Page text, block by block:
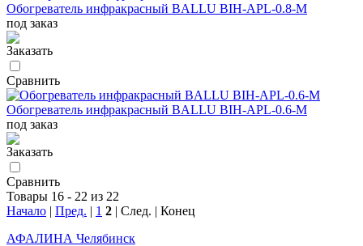
Обогреватель инфракрасный BALLU BIH-APL-0.8-М
под заказ
Заказать
Сравнить
Обогреватель инфракрасный BALLU BIH-APL-0.6-М
под заказ
Заказать
Сравнить
Товары 16 - 22 из 22
Начало | Пред. | 1 2 | След. | Конец
АФАЛИНА Челябинск